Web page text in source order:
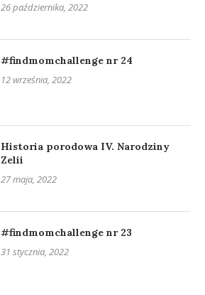
26 października, 2022
#findmomchallenge nr 24
12 września, 2022
Historia porodowa IV. Narodziny
Zelii
27 maja, 2022
#findmomchallenge nr 23
31 stycznia, 2022